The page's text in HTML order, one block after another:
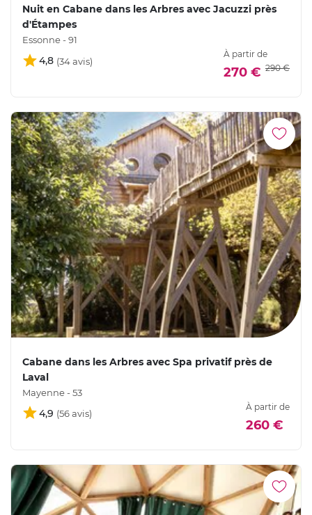
Nuit en Cabane dans les Arbres avec Jacuzzi près
d'Étampes
Essonne - 91
4,8
À partir de
270 € 290 €
Cabane dans les Arbres avec Spa privatif près de
Laval
Mayenne - 53
4,9
À partir de
260 €